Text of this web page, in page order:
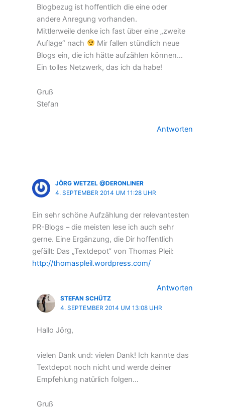
Blogbezug ist hoffentlich die eine oder
andere Anregung vorhanden.
Mittlerweile denke ich fast über eine „zweite
Auflage“ nach
Mir fallen stündlich neue
Blogs ein, die ich hätte aufzählen können…
Ein tolles Netzwerk, das ich da habe!
Gruß
Stefan
Antworten
JÖRG WETZEL @DERONLINER
4. SEPTEMBER 2014 UM 11:28 UHR
Ein sehr schöne Aufzählung der relevantesten
PR-Blogs – die meisten lese ich auch sehr
gerne. Eine Ergänzung, die Dir hoffentlich
gefällt: Das „Textdepot“ von Thomas Pleil:
http://thomaspleil.wordpress.com/
Antworten
STEFAN SCHÜTZ
4. SEPTEMBER 2014 UM 13:08 UHR
Hallo Jörg,
vielen Dank und: vielen Dank! Ich kannte das
Textdepot noch nicht und werde deiner
Empfehlung natürlich folgen…
Gruß